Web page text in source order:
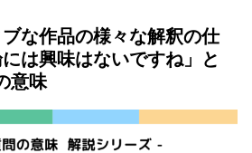
ブな作品の様々な解釈の仕
は興味はないですね」と
意味